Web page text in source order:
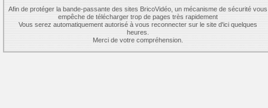
Afin de protéger la bande-passante des sites BricoVidéo, un mécanisme de sécurité vous
empêche de télécharger trop de pages très rapidement
Vous serez automatiquement autorisé à vous reconnecter sur le site d'ici quelques
heures.
Merci de votre compréhension.